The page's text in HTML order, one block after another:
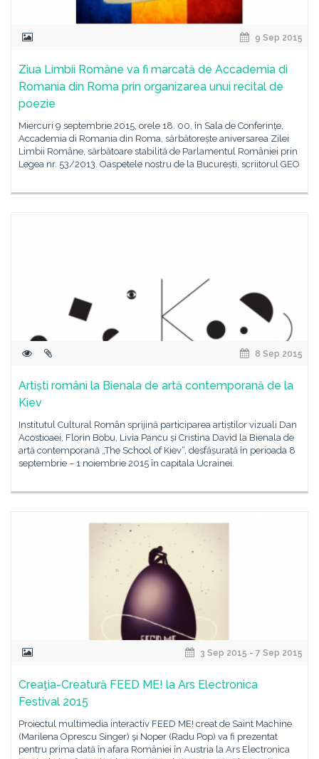
9 Sep 2015
Ziua Limbii Române va fi marcată de Accademia di
Romania din Roma prin organizarea unui recital de
poezie
Miercuri 9 septembrie 2015, orele 18. 00, în Sala de Conferințe,
Accademia di Romania din Roma, sărbătorește aniversarea Zilei
Limbii Române, sărbătoare stabilită de Parlamentul României prin
Legea nr. 53/2013. Oaspetele nostru de la București, scriitorul GEO
8 Sep 2015
Artiști români la Bienala de artă contemporană de la
Kiev
Institutul Cultural Român sprijină participarea artiștilor vizuali Dan
Acostioaei, Florin Bobu, Livia Pancu și Cristina David la Bienala de
artă contemporană „The School of Kiev“, desfășurată în perioada 8
septembrie – 1 noiembrie 2015 în capitala Ucrainei.
3 Sep 2015 - 7 Sep 2015
Creaţia-Creatură FEED ME! la Ars Electronica
Festival 2015
Proiectul multimedia interactiv FEED ME! creat de Saint Machine
(Marilena Oprescu Singer) şi Noper (Radu Pop) va fi prezentat
pentru prima dată în afara României în Austria la Ars Electronica